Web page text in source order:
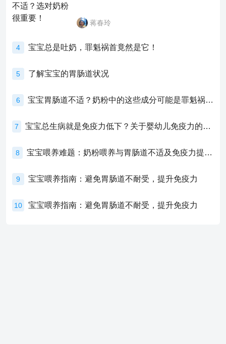
蒋春玲
4 宝宝总是吐奶，罪魁祸首竟然是它！
5 了解宝宝的胃肠道状况
6 宝宝胃肠道不适？奶粉中的这些成分可能是罪魁祸首！
7 宝宝总生病就是免疫力低下？关于婴幼儿免疫力的真相，家长必须了解！
8 宝宝喂养难题：奶粉喂养与胃肠道不适及免疫力提升的奥秘
9 宝宝喂养指南：避免胃肠道不耐受，提升免疫力
10 宝宝喂养指南：避免胃肠道不耐受，提升免疫力